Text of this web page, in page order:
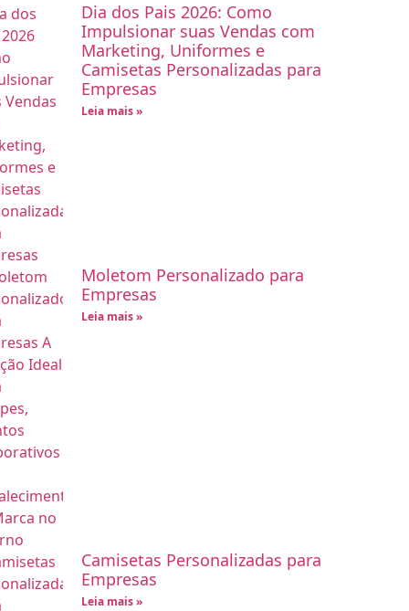
Dia dos Pais 2026: Como
Impulsionar suas Vendas com
Marketing, Uniformes e
Camisetas Personalizadas para
Empresas
Leia mais »
Moletom Personalizado para
Empresas
Leia mais »
Camisetas Personalizadas para
Empresas
Leia mais »